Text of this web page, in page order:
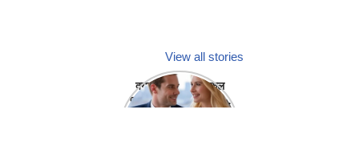
View all stories
क्या होगा अगर मेडिकल
प्रतिनिधि अपनी ही कंपनी